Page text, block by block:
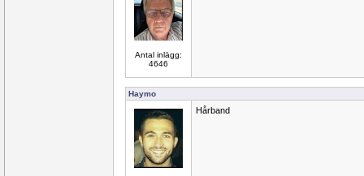
Antal inlägg:
4646
Haymo
Hårband